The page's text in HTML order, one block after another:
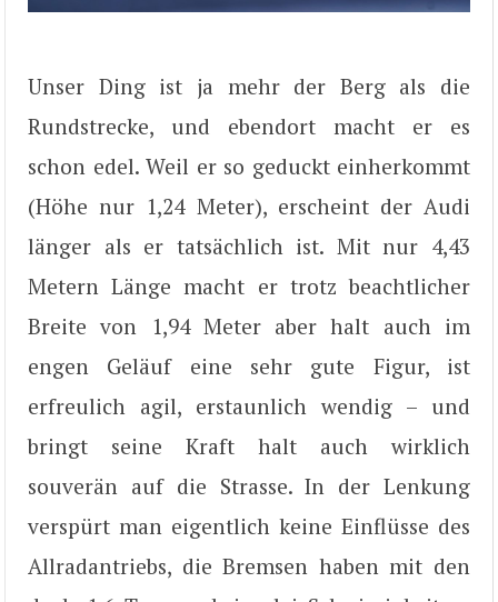
Unser Ding ist ja mehr der Berg als die
Rundstrecke, und ebendort macht er es
schon edel. Weil er so geduckt einherkommt
(Höhe nur 1,24 Meter), erscheint der Audi
länger als er tatsächlich ist. Mit nur 4,43
Metern Länge macht er trotz beachtlicher
Breite von 1,94 Meter aber halt auch im
engen Geläuf eine sehr gute Figur, ist
erfreulich agil, erstaunlich wendig – und
bringt seine Kraft halt auch wirklich
souverän auf die Strasse. In der Lenkung
verspürt man eigentlich keine Einflüsse des
Allradantriebs, die Bremsen haben mit den